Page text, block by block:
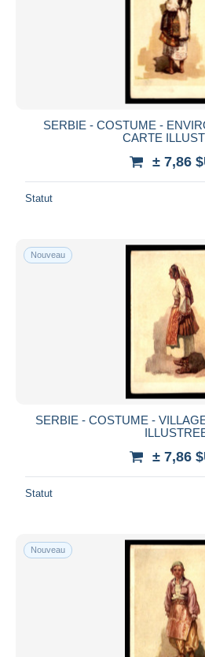
SERBIE - COSTUME -
CARTE
± 7,86
Statut
Nouveau
SERBIE - COSTUME -
± 7,86
Statut
Nouveau